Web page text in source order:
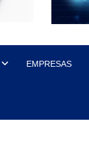
EMPRESAS